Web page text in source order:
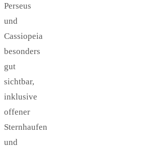
Perseus
und
Cassiopeia
besonders
gut
sichtbar,
inklusive
offener
Sternhaufen
und